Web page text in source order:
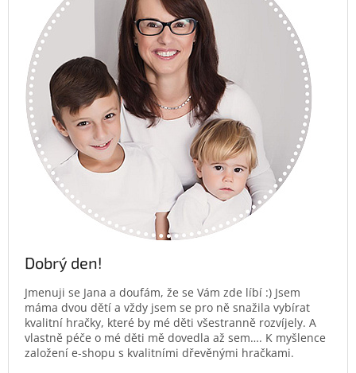
Dobrý den!
Jmenuji se Jana a doufám, že se Vám zde líbí :) Jsem
máma dvou dětí a vždy jsem se pro ně snažila vybírat
kvalitní hračky, které by mé děti všestranně rozvíjely. A
vlastně péče o mé děti mě dovedla až sem…. K myšlence
založení e-shopu s kvalitními dřevěnými hračkami.